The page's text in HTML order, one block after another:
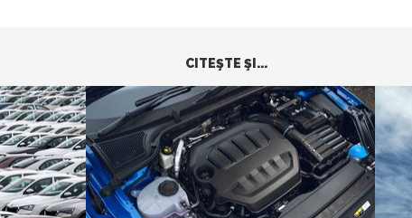
CITEŞTE ŞI...